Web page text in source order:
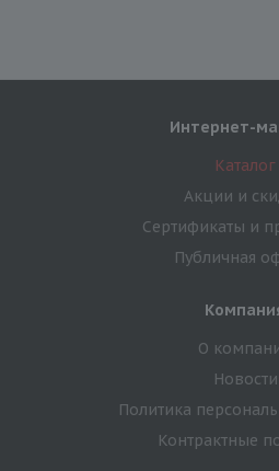
Интернет-
Каталог
Акции и
Сертификаты и
Публичная
О
Новости
Политика
Контрактные